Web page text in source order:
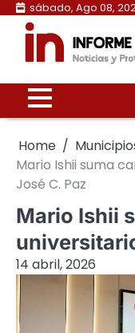
Skip
content
sábado, Ago 08,
Home
Mario Ishii suma
José C. Paz
Mario Ishii
14 abril, 2026